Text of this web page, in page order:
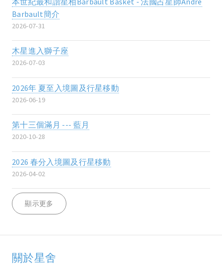
Barbault簡介
2026-07-31
木星進入獅子座
2026-07-03
2026年 夏至入境圖及行星移動
2026-06-19
第十三個滿月 --- 藍月
2020-10-28
2026 春分入境圖及行星移動
2026-04-02
顯示更多
關於星舍